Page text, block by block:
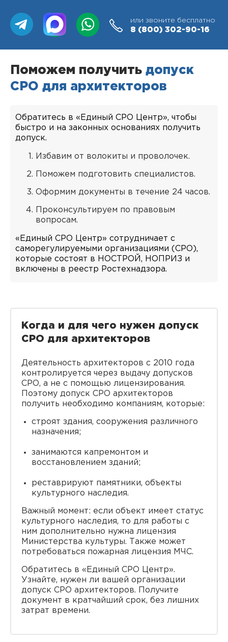
или звоните бесплатно
8 (800) 302-90-16
Поможем получить допуск
СРО для архитекторов
Обратитесь в «Единый СРО Центр», чтобы
быстро и на законных основаниях получить
допуск.
Избавим от волокиты и проволочек.
Поможем подготовить специалистов.
Оформим документы в течение 24 часов.
Проконсультируем по правовым
вопросам.
«Единый СРО Центр» сотрудничает с
саморегулируемыми организациями (СРО),
которые состоят в НОСТРОЙ, НОПРИЗ и
включены в реестр Ростехнадзора.
Когда и для чего нужен допуск
СРО для архитекторов
Деятельность архитекторов с 2010 года
контролируется через выдачу допусков
СРО, а не с помощью лицензирования.
Поэтому допуск СРО архитекторов
получить необходимо компаниям, которые:
строят здания, сооружения различного
назначения;
занимаются капремонтом и
восстановлением зданий;
реставрируют памятники, объекты
культурного наследия.
Важный момент: если объект имеет статус
культурного наследия, то для работы с
ним дополнительно нужна лицензия
Министерства культуры. Также может
потребоваться пожарная лицензия МЧС.
Обратитесь в «Единый СРО Центр».
Узнайте, нужен ли вашей организации
допуск СРО архитекторов. Получите
документ в кратчайший срок, без лишних
затрат времени.